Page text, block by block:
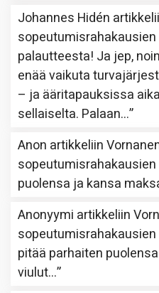
Johannes Hidén
palautteesta! Ja jep,
enää vaikuta
– ja ääritapauksissa
sellaiselta. Palaan…”
Anon artikkeliin
puolensa ja kansa
Anonyymi artikkeliin
pitää parhaiten
viulut…”